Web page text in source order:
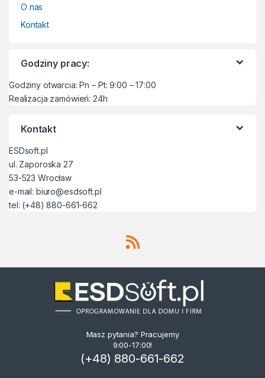
O nas
Kontakt
Godziny pracy:
Godziny otwarcia: Pn – Pt: 9:00 – 17:00
Realizacja zamówień: 24h
Kontakt
ESDsoft.pl
ul. Zaporoska 27
53-523 Wrocław
e-mail: biuro@esdsoft.pl
tel: (+48) 880-661-662
Masz pytania? Pracujemy
9:00-17:00!
(+48) 880-661-662